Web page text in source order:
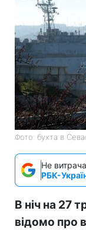
Фото: бухта в
Не
РБК-
В ніч на 27
відомо про